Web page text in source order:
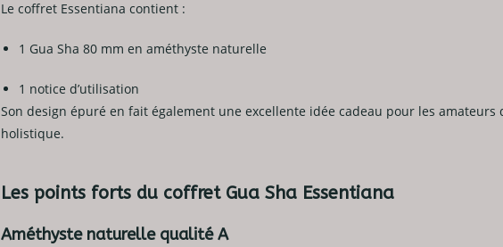
Le coffret Essentiana contient :
1 Gua Sha 80 mm en améthyste naturelle
1 notice d’utilisation
Son design épuré en fait également une excellente idée cadeau pour les
holistique.
Les points forts du coffret Gua Sha Essentiana
Améthyste naturelle qualité A